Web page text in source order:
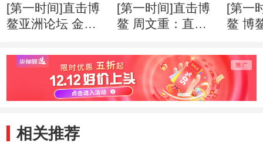
[第一时间]直击博
鳌亚洲论坛 金融
管面临更多挑战
[第一时间]直击博
鳌 周文重：直面
洲应发出自己的声
音
[第一
鳌 博
就绪
相关推荐